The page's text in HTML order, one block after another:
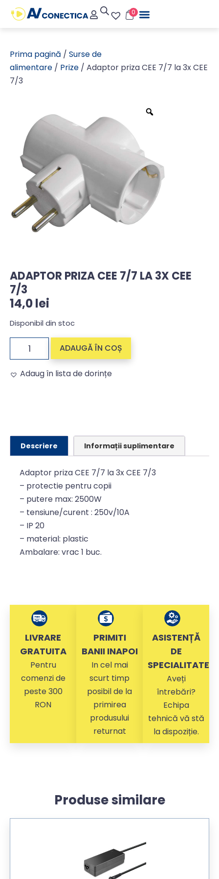
0
Prima pagină / Surse de
alimentare / Prize / Adaptor priza CEE 7/7 la 3x CEE
7/3
ADAPTOR PRIZA CEE 7/7 LA 3X CEE
7/3
14,0lei
Disponibil din stoc
ADAUGĂ ÎN COȘ
Adaug în lista de dorințe
Descriere Informații suplimentare
Adaptor priza CEE 7/7 la 3x CEE 7/3
– protectie pentru copii
– putere max: 2500W
– tensiune/curent : 250v/10A
– IP 20
– material: plastic
Ambalare: vrac 1 buc.
LIVRARE
GRATUITA
Pentru
comenzi de
peste 300
RON
PRIMITI
BANII INAPOI
In cel mai
scurt timp
posibil de la
primirea
produsului
returnat
ASISTENȚĂ
DE
SPECIALITATE
Aveți
întrebări?
Echipa
tehnică vă stă
la dispoziție.
Produse similare